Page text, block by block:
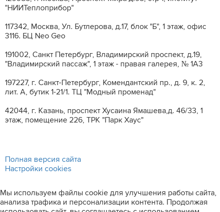
"НИИТеплоприбор"
117342, Москва, Ул. Бутлерова, д.17, блок "Б", 1 этаж, офис
3116. БЦ Neo Geo
191002, Санкт Петербург, Владимирский проспект, д.19,
"Владимирский пассаж", 1 этаж - правая галерея, № 1А3
197227, г. Санкт-Петербург, Комендантский пр., д. 9, к. 2,
лит. A, бутик 1-21/1. ТЦ "Модный променад"
42044, г. Казань, проспект Хусаина Ямашева,д. 46/33, 1
этаж, помещение 226, ТРК "Парк Хаус"
Полная версия сайта
Настройки cookies
Мы используем файлы cookie для улучшения работы сайта,
анализа трафика и персонализации контента. Продолжая